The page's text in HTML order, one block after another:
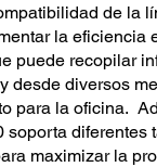
de la
la eficiencia
puede recopilar
desde diversos
para la oficina.
soporta diferentes
maximizar la